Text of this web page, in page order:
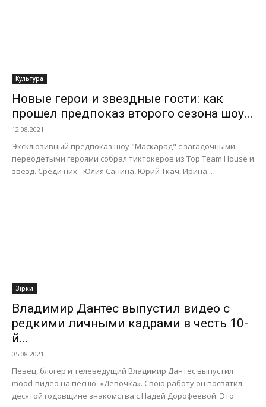
Культура
Новые герои и звездные гости: как
прошел предпоказ второго сезона шоу...
12.08.2021
Эксклюзивный предпоказ шоу "Маскарад" с загадочными
переодетыми героями собрал тиктокеров из Top Team House и
звезд. Среди них - Юлия Санина, Юрий Ткач, Ирина...
Зірки
Владимир Дантес выпустил видео с
редкими личными кадрами в честь 10-
й...
05.08.2021
Певец, блогер и телеведущий Владимир Дантес выпустил
mood-видео на песню «Девочка». Свою работу он посвятил
десятой годовщине знакомства с Надей Дорофеевой. Это